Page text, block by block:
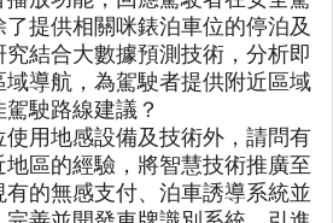
提供相關咪錶泊車位的停泊及
結合大數據預測技術，分析即
導航，為駕駛者提供附近區域
駛路線建議？
用地感設備及技術外，請問有
區的經驗，將智慧技術推廣至
的無感支付、泊車誘導系統並